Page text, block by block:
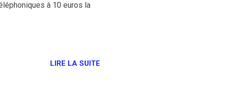
à 10 euros la
LIRE LA SUITE